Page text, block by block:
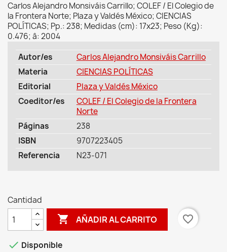
Carlos Alejandro Monsiváis Carrillo; COLEF / El Colegio de
la Frontera Norte; Plaza y Valdés México; CIENCIAS
POLÍTICAS; Pp.: 238; Medidas (cm): 17x23; Peso (Kg):
0.476; â: 2004
Autor/es
Carlos Alejandro Monsiváis Carrillo
Materia
CIENCIAS POLÍTICAS
Editorial
Plaza y Valdés México
Coeditor/es
COLEF / El Colegio de la Frontera
Norte
Páginas
238
ISBN
9707223405
Referencia
N23-071
Cantidad
 AÑADIR AL CARRITO favorite_border
 Disponible